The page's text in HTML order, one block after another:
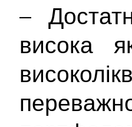
–
висока